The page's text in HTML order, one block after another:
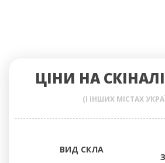
ЦІНИ НА
(І ІНШИХ МІСТАХ
ВИД СКЛА